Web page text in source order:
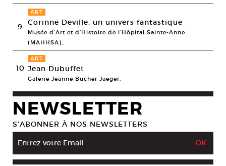
9
ART
Corinne Deville, un univers fantastique
Musée d’Art et d’Histoire de l’Hôpital Sainte-Anne
(MAHHSA),
10
ART
Jean Dubuffet
Galerie Jeanne Bucher Jaeger,
NEWSLETTER
S’ABONNER À NOS NEWSLETTERS